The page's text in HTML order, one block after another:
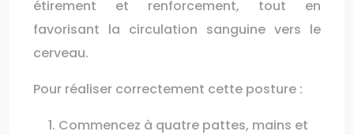
étirement et renforcement, tout en
favorisant la circulation sanguine vers le
cerveau.
Pour réaliser correctement cette posture :
Commencez à quatre pattes, mains et